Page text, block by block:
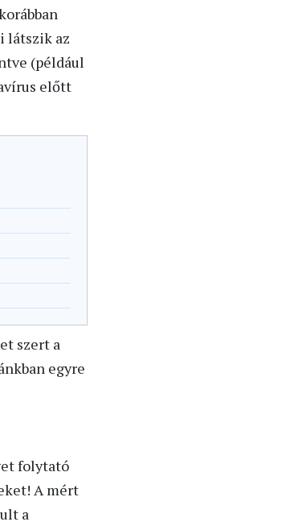
látszik az
(például
előtt
szert a
egyre
folytató
A mért
a